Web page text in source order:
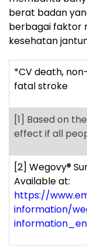
berat badan
berbagai faktor
kesehatan
*CV death,
fatal stroke
[1] Based on
effect if all
[2] Wegovy®
Available at:
https://
information/